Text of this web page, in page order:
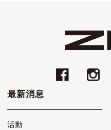
最新消息
活動